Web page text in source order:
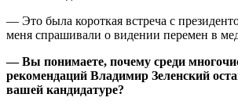
— Это была короткая встреча с
меня спрашивали о видении перемен в
— Вы понимаете, почему среди
рекомендаций Владимир Зеленский
вашей кандидатуре?